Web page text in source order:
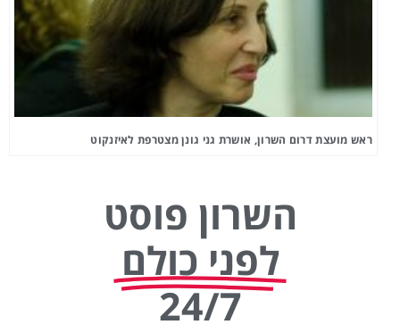
ראש מועצת דרום השרון, אושרת גני גונן מצטרפת לאיזנקוט
השרון פוסט
לפני כולם
24/7